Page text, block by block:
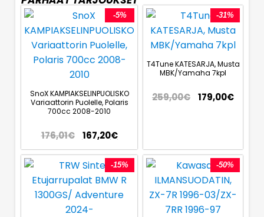
-5%
SnoX KAMPIAKSELINPUOLISKO
Variaattorin Puolelle, Polaris
700cc 2008-2010
176,01€ 167,20€
-31%
T4Tune KATESARJA, Musta
MBK/Yamaha 7kpl
259,00€ 179,00€
-15% -50%